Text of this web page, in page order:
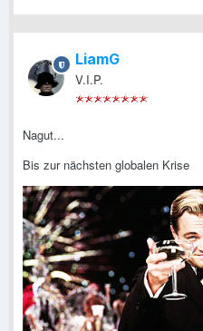
LiamG
V.I.P.
Nagut...
Bis zur nächsten globalen Krise